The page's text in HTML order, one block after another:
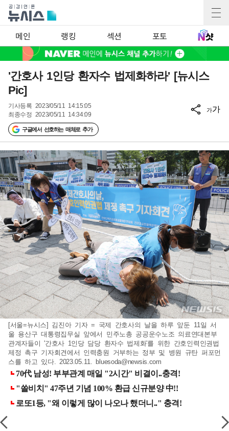
메인 랭킹 섹션 포토
'간호사 1인당 환자수 법제화하라' [뉴시스
Pic]
기사등록 2023/05/11 14:15:05
최종수정 2023/05/11 14:34:09
구글에서 선호하는 매체로 추가
가가
[서울=뉴시스] 김진아 기자 = 국제 간호사의 날을 하루 앞둔 11일 서
울 용산구 대통령집무실 앞에서 민주노총 공공운수노조 의료연대본부
관계자들이 '간호사 1인당 담당 환자수 법제화'를 위한 간호인력인권법
제정 촉구 기자회견에서 인력충원 거부하는 정부 및 병원 규탄 퍼포먼
스를 하고 있다. 2023.05.11.
bluesoda@newsis.com